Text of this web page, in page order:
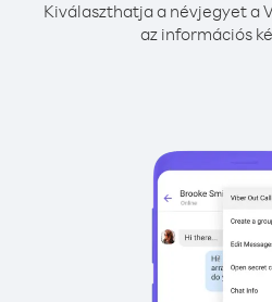
Kiválaszthatja a névjegyet a
az információs